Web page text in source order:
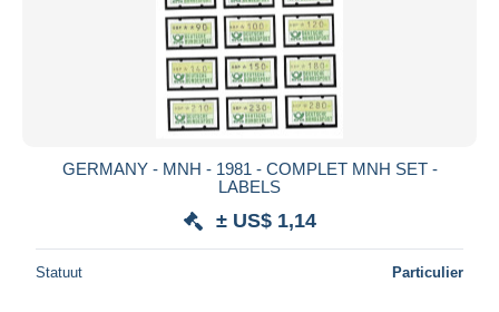
GERMANY - MNH - 1981 - COMPLET MNH SET -
LABELS
± US$ 1,14
Statuut Particulier